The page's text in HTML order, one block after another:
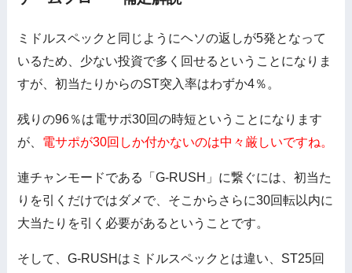
ミドルスペックと同じようにヘソの返しが5発となって
いるため、少ない投資で多く回せるということになりま
すが、初当たりからのST突入率はわずか4％。
残りの96％は電サポ30回の時短ということになります
が、 電サポが30回しか付かないのは中々厳しいですね。
連チャンモードである「G-RUSH」に繋ぐには、初当た
りを引くだけではダメで、そこからさらに30回転以内に
大当たりを引く必要があるということです。
そして、G-RUSHはミドルスペックとは違い、ST25回